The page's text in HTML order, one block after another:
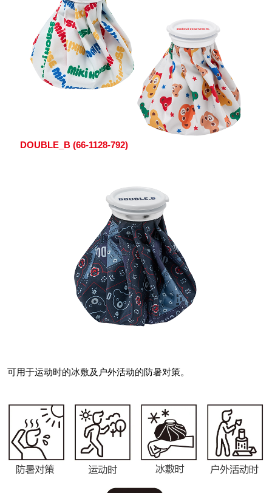
DOUBLE_B (66-1128-792)
可用于运动时的冰敷及户外活动的防暑对策。